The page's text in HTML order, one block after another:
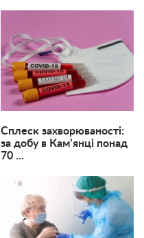
Сплеск захворюваності:
за добу в Кам’янці понад
70 ...